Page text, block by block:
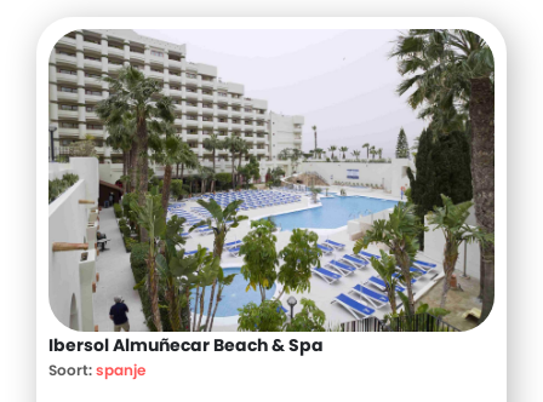
Ibersol Almuñecar Beach & Spa
Soort:spanje